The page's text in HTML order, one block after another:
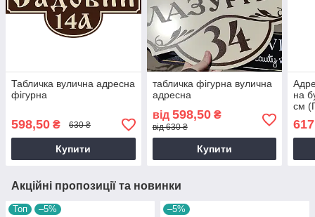
Табличка вулична адресна
фігурна
598,50 ₴ 630 ₴
Купити
табличка фігурна вулична
адресна
від 598,50₴
від 630 ₴
Купити
на
см
Акційні пропозиції та новинки
Топ –5% –5%